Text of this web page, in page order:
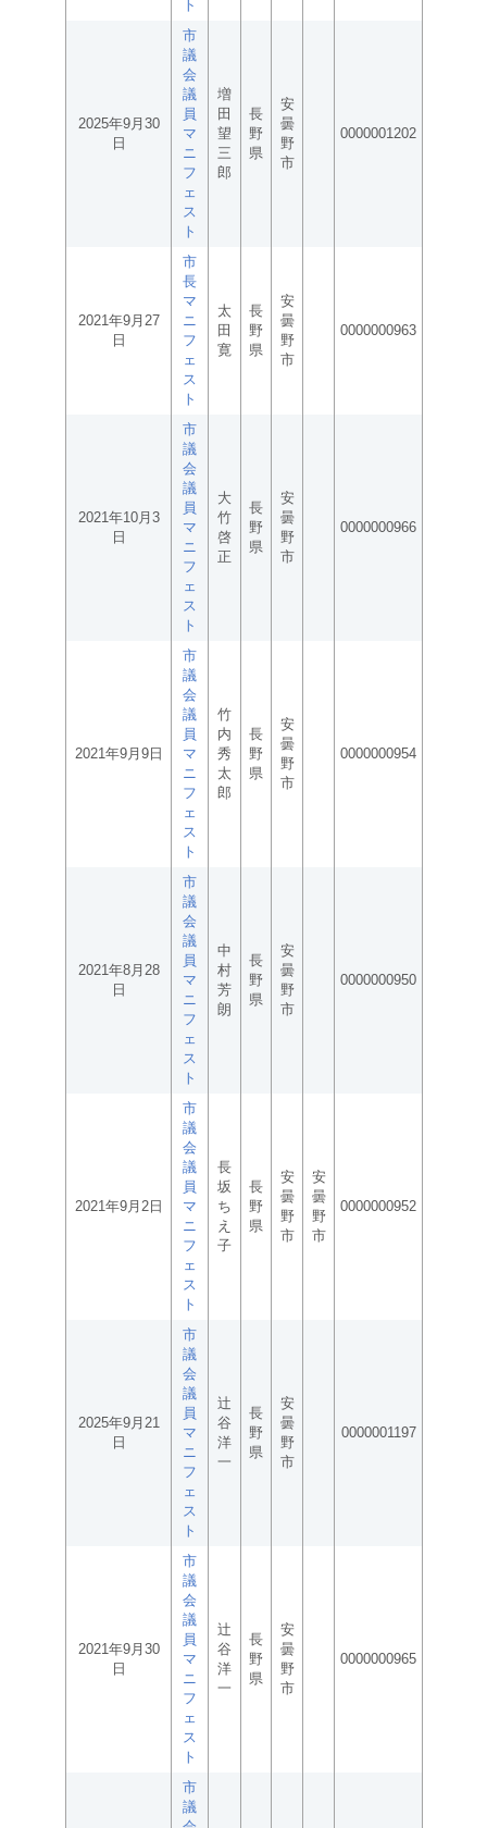
ト
2025年9月30
日
市
議
会
議
員
マ
ニ
フ
ェ
ス
ト
増
田
望
三
郎
長
野
県
安
曇
野
市
0000001202
2021年9月27
日
市
長
マ
ニ
フ
ェ
ス
ト
太
田
寛
長
野
県
安
曇
野
市
0000000963
2021年10月3
日
市
議
会
議
員
マ
ニ
フ
ェ
ス
ト
大
竹
啓
正
長
野
県
安
曇
野
市
0000000966
2021年9月9日
市
議
会
議
員
マ
ニ
フ
ェ
ス
ト
竹
内
秀
太
郎
長
野
県
安
曇
野
市
0000000954
2021年8月28
日
市
議
会
議
員
マ
ニ
フ
ェ
ス
ト
中
村
芳
朗
長
野
県
安
曇
野
市
0000000950
2021年9月2日
市
議
会
議
員
マ
ニ
フ
ェ
ス
ト
長
坂
ち
え
子
長
野
県
安
曇
野
市
安
曇
野
市
0000000952
2025年9月21
日
市
議
会
議
員
マ
ニ
フ
ェ
ス
ト
辻
谷
洋
一
長
野
県
安
曇
野
市
0000001197
2021年9月30
日
市
議
会
議
員
マ
ニ
フ
ェ
ス
ト
辻
谷
洋
一
長
野
県
安
曇
野
市
0000000965
市
議